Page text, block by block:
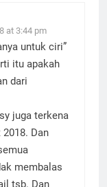
at 3:44 pm
untuk ciri”
itu apakah
dari
juga terkena
Dan
membalas
tsb. Dan